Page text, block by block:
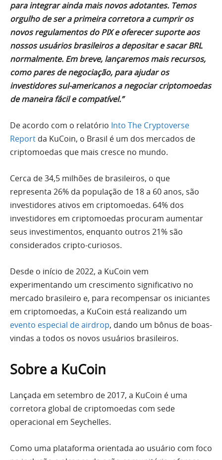
para integrar ainda mais novos adotantes. Temos
orgulho de ser a primeira corretora a cumprir os
novos regulamentos do PIX e oferecer suporte aos
nossos usuários brasileiros a depositar e sacar BRL
normalmente. Em breve, lançaremos mais recursos,
como pares de negociação, para ajudar os
investidores sul-americanos a negociar criptomoedas
de maneira fácil e compatível.”
De acordo com o relatório Into The Cryptoverse
Report da KuCoin, o Brasil é um dos mercados de
criptomoedas que mais cresce no mundo.
Cerca de 34,5 milhões de brasileiros, o que
representa 26% da população de 18 a 60 anos, são
investidores ativos em criptomoedas. 64% dos
investidores em criptomoedas procuram aumentar
seus investimentos, enquanto outros 21% são
considerados cripto-curiosos.
Desde o início de 2022, a KuCoin vem
experimentando um crescimento significativo no
mercado brasileiro e, para recompensar os iniciantes
em criptomoedas, a KuCoin está realizando um
evento especial de airdrop, dando um bônus de boas-
vindas a todos os novos usuários brasileiros.
Sobre a KuCoin
Lançada em setembro de 2017, a KuCoin é uma
corretora global de criptomoedas com sede
operacional em Seychelles.
Como uma plataforma orientada ao usuário com foco